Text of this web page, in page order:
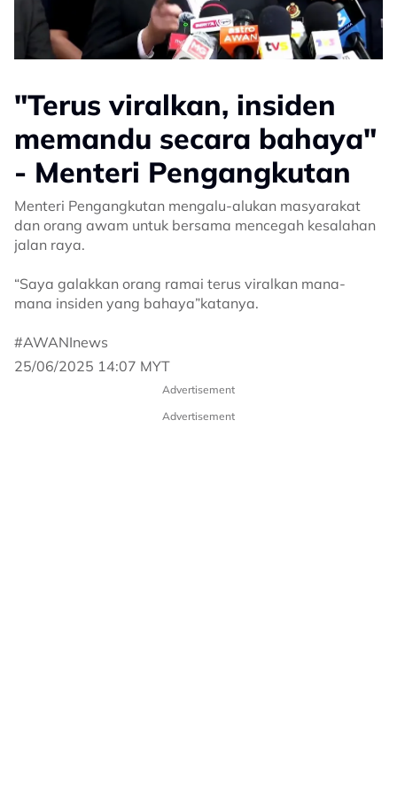
"Terus viralkan, insiden
memandu secara bahaya"
- Menteri Pengangkutan
Menteri Pengangkutan mengalu-alukan masyarakat
dan orang awam untuk bersama mencegah kesalahan
jalan raya.
“Saya galakkan orang ramai terus viralkan mana-
mana insiden yang bahaya”katanya.
#AWANInews
25/06/2025 14:07 MYT
Advertisement
Advertisement